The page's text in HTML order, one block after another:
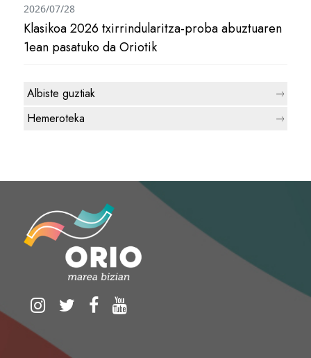
Klasikoa 2026 txirrindularitza-proba abuztuaren
1ean pasatuko da Oriotik
2026/07/28
Albiste guztiak
Hemeroteka